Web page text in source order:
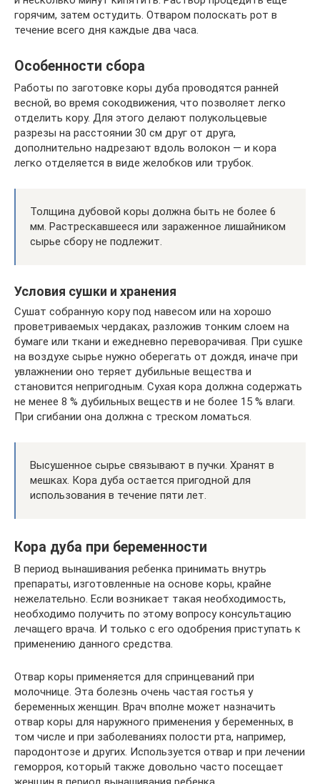
горячим, затем остудить. Отваром полоскать рот в
течение всего дня каждые два часа.
Особенности сбора
Работы по заготовке коры дуба проводятся ранней
весной, во время сокодвижения, что позволяет легко
отделить кору. Для этого делают полукольцевые
разрезы на расстоянии 30 см друг от друга,
дополнительно надрезают вдоль волокон — и кора
легко отделяется в виде желобков или трубок.
Толщина дубовой коры должна быть не более 6
мм. Растрескавшееся или зараженное лишайником
сырье сбору не подлежит.
Условия сушки и хранения
Сушат собранную кору под навесом или на хорошо
проветриваемых чердаках, разложив тонким слоем на
бумаге или ткани и ежедневно переворачивая. При сушке
на воздухе сырье нужно оберегать от дождя, иначе при
увлажнении оно теряет дубильные вещества и
становится непригодным. Сухая кора должна содержать
не менее 8 % дубильных веществ и не более 15 % влаги.
При сгибании она должна с треском ломаться.
Высушенное сырье связывают в пучки. Хранят в
мешках. Кора дуба остается пригодной для
использования в течение пяти лет.
Кора дуба при беременности
В период вынашивания ребенка принимать внутрь
препараты, изготовленные на основе коры, крайне
нежелательно. Если возникает такая необходимость,
необходимо получить по этому вопросу консультацию
лечащего врача. И только с его одобрения приступать к
применению данного средства.
Отвар коры применяется для спринцеваний при
молочнице. Эта болезнь очень частая гостья у
беременных женщин. Врач вполне может назначить
отвар коры для наружного применения у беременных, в
том числе и при заболеваниях полости рта, например,
пародонтозе и других. Используется отвар и при лечении
геморроя, который также довольно часто посещает